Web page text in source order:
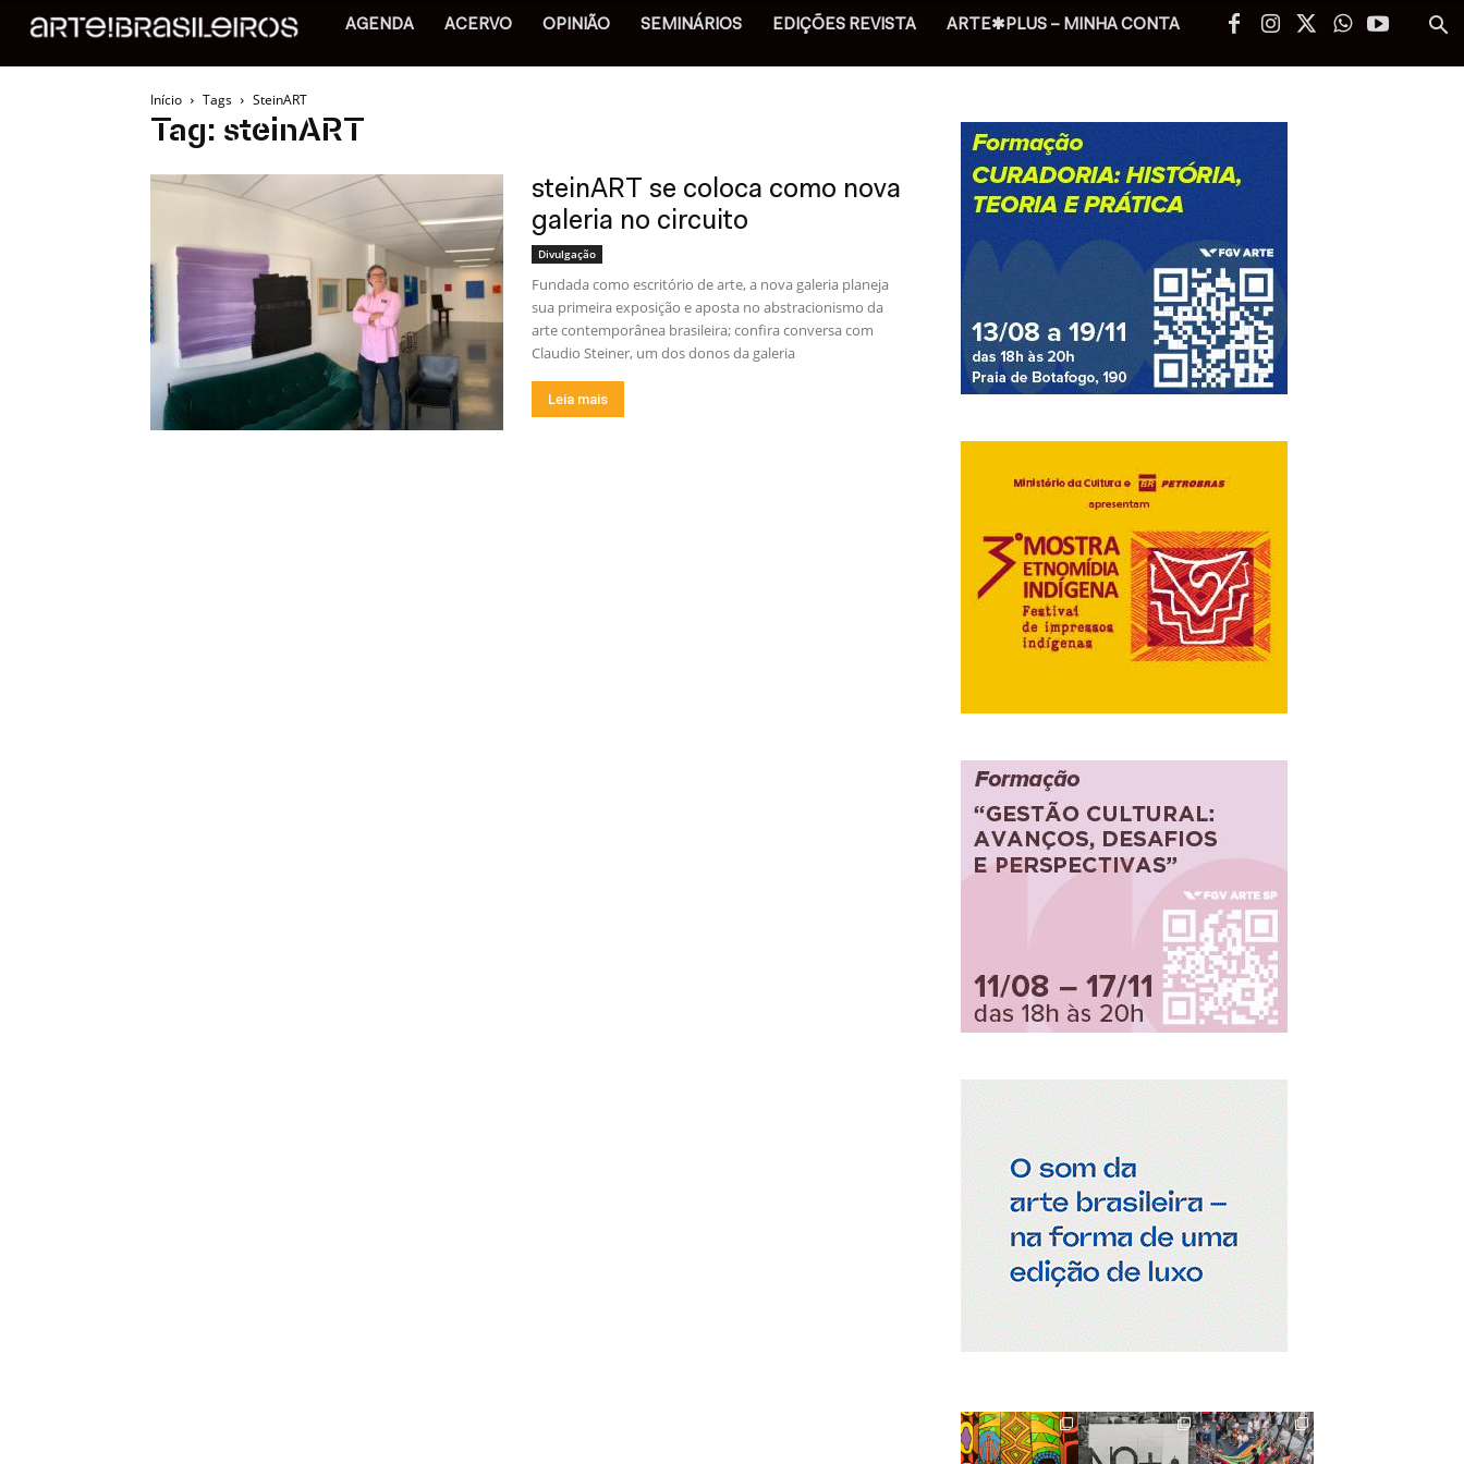
AGENDA ACERVO OPINIÃO SEMINÁRIOS EDIÇÕES REVISTA ARTE✱PLUS – MINHA CONTA
Início Tags SteinART
Tag: steinART
steinART se coloca como nova
galeria no circuito
Divulgação
Fundada como escritório de arte, a nova galeria planeja
sua primeira exposição e aposta no abstracionismo da
arte contemporânea brasileira; confira conversa com
Claudio Steiner, um dos donos da galeria
Leia mais